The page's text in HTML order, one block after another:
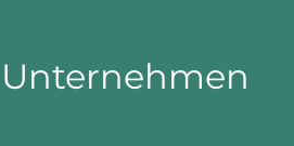
Unternehmen